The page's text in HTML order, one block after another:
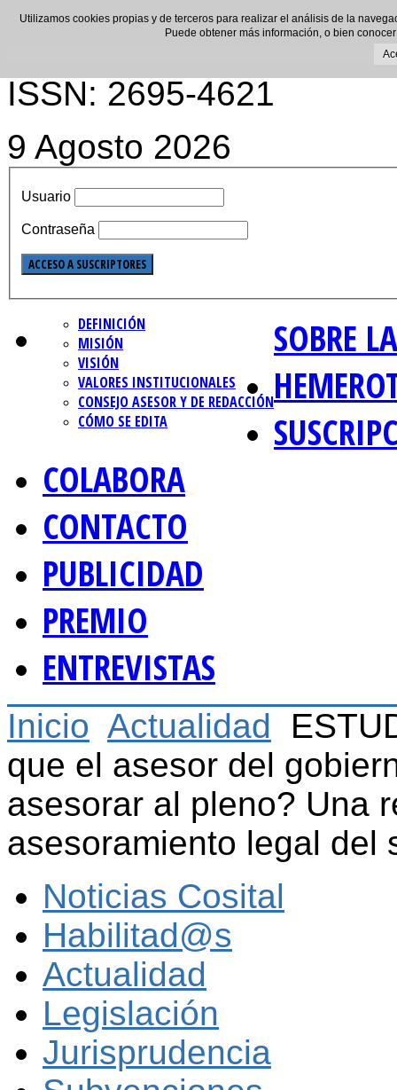
ISSN: 2695-4621
9 Agosto 2026
Usuario
Contraseña
SOBRE
DEFINICIÓN
MISIÓN
VISIÓN
VALORES INSTITUCIONALES
CONSEJO ASESOR Y DE REDACCIÓN
CÓMO SE EDITA
COLABORA
CONTACTO
PUBLICIDAD
PREMIO
ENTREVISTAS
Inicio Actualidad
que el asesor del
asesorar al pleno? Una
asesoramiento legal del
Noticias Cosital
Habilitad@s
Actualidad
Legislación
Jurisprudencia
Utilizamos cookies propias y de terceros para realizar el análisis de la
Puede obtener más información, o bien